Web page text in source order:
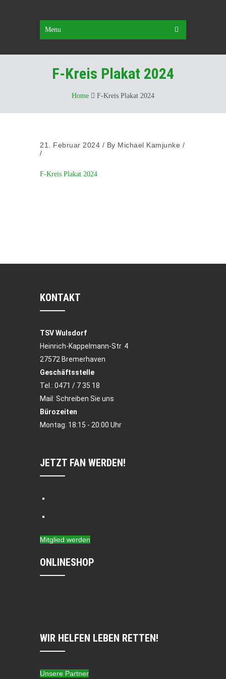
Menu
F-Kreis Plakat 2024
Home F-Kreis Plakat 2024
21. Februar 2024 / By Michael Kamjunke /
/
F-Kreis Plakat 2024
KONTAKT
TSV Wulsdorf
Heinrich-Kappelmann-Str. 4
27572 Bremerhaven
Geschäftsstelle
Tel.: 0471 / 7 35 18
Mail: Schreiben Sie uns
Bürozeiten
Montag: 18:15 - 20:00 Uhr
JETZT FAN WERDEN!
Mitglied werden
ONLINESHOP
WIR HELFEN LEBEN RETTEN!
Unsere Partner